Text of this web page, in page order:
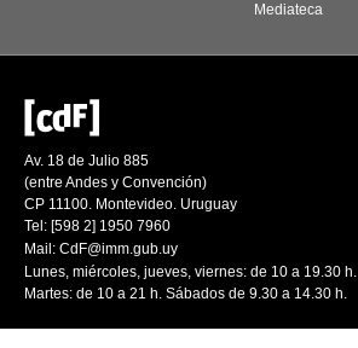
Mediateca
Av. 18 de Julio 885
(entre Andes y Convención)
CP 11100. Montevideo. Uruguay
Tel: [598 2] 1950 7960
Mail: CdF@imm.gub.uy
Lunes, miércoles, jueves, viernes: de 10 a 19.30 h.
Martes: de 10 a 21 h. Sábados de 9.30 a 14.30 h.